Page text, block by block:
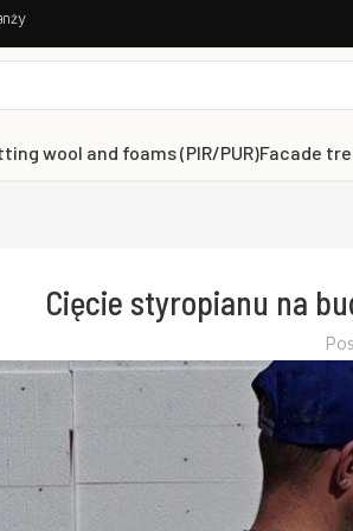
wool and foams (PIR/PUR)Facade
Cięcie styropianu na